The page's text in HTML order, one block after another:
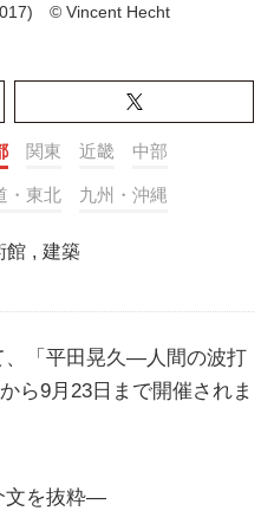
© Vincent Hecht
関東 近畿 中部
・東北 九州・沖縄
館 , 建築
、「平田晃久―人間の波打
ら9月23日まで開催されま
文を抜粋—